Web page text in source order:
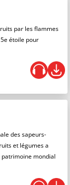
par les flammes
étoile pour
des sapeurs-
et légumes a
patrimoine mondial